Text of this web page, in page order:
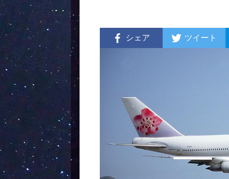
シェア ツイート